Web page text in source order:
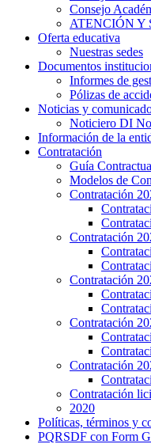
Consejo
ATENCIÓN Y
Oferta educativa
Nuestras sedes
Documentos
Informes de
Pólizas de
Noticias y
Noticiero DI
Información de la
Contratación
Guía
Modelos de
Contratación
Contratación
Contratación
Contratación
Contratación
Contratación
2020
Políticas, términos y
PQRSDF con Form